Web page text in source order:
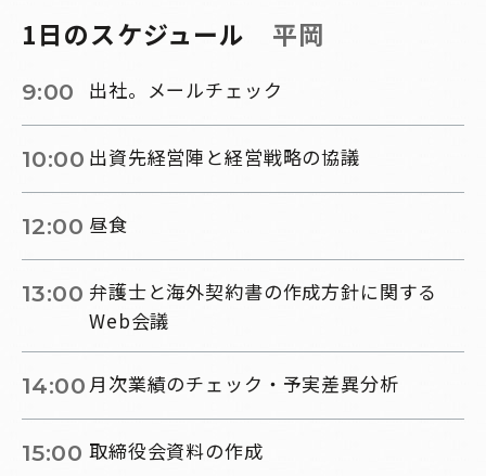
1日のスケジュール 平岡
9:00 出社。メールチェック
10:00 出資先経営陣と経営戦略の協議
12:00 昼食
13:00 弁護士と海外契約書の作成方針に関する
Web会議
14:00 月次業績のチェック・予実差異分析
15:00 取締役会資料の作成